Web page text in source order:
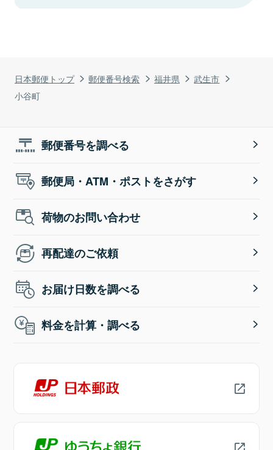
日本郵便トップ 郵便番号検索 福井県
武生市
小谷町
郵便番号を調べる
郵便局・ATM・ポストをさがす
荷物のお問い合わせ
再配達のご依頼
お届け日数を調べる
料金を計算・調べる